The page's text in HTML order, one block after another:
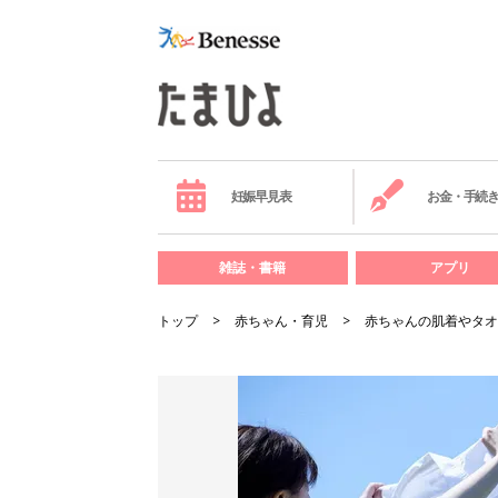
妊娠早見表 お金・手続き
雑誌・書籍 アプリ
トップ 赤ちゃん・育児 赤ちゃんの肌着やタ